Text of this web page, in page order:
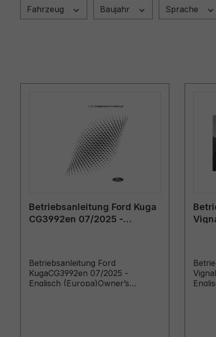
Fahrzeug Baujahr Sprache
Betriebsanleitung Ford Kuga
CG3992en 07/2025 -
Betriebsanleitung Ford
KugaCG3992en 07/2025 -
Englisch (Europa)Owner’s